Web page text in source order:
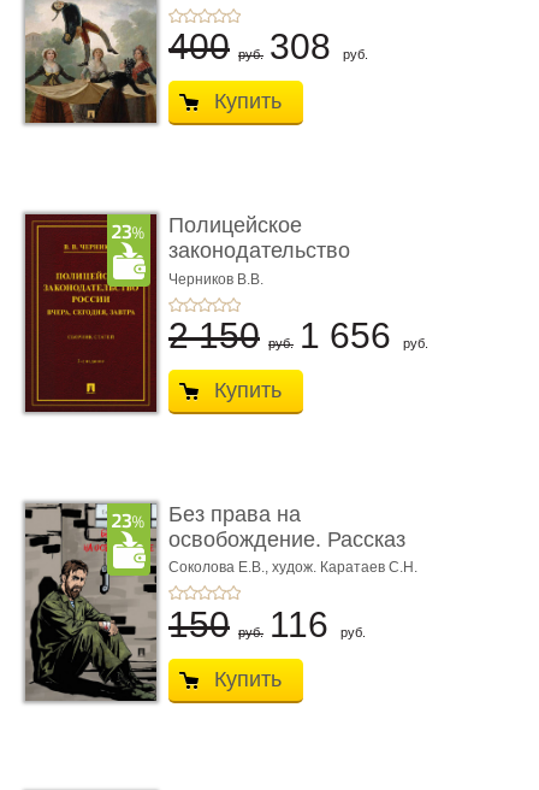
400 руб. 308 руб.
Купить
Полицейское
законодательство
России: вчера, с� ...
Черников В.В.
2 150 руб. 1 656 руб.
Купить
Без права на
освобождение. Рассказ
Соколова Е.В., худож. Каратаев С.Н.
150 руб. 116 руб.
Купить